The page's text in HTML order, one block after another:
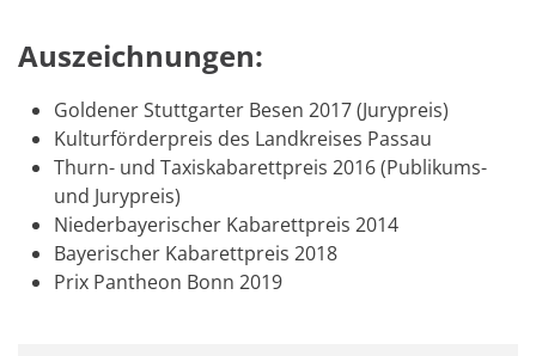
Auszeichnungen:
Goldener Stuttgarter Besen 2017 (Jurypreis)
Kulturförderpreis des Landkreises Passau
Thurn- und Taxiskabarettpreis 2016 (Publikums-
und Jurypreis)
Niederbayerischer Kabarettpreis 2014
Bayerischer Kabarettpreis 2018
Prix Pantheon Bonn 2019